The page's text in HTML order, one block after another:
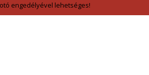
engedélyével lehetséges!